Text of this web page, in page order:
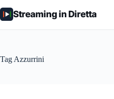
al
contenuto
Streaming in Diretta
Tag Azzurrini